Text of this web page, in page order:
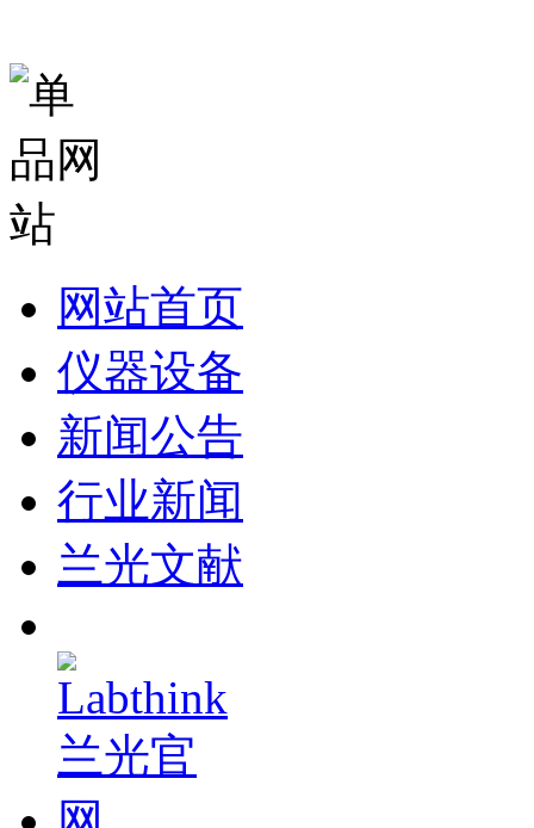
网站首页
仪器设备
新闻公告
行业新闻
兰光文献